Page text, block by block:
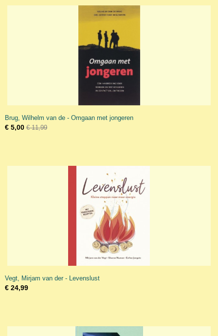
Brug, Wilhelm van de - Omgaan met jongeren
€ 5,00 € 11,99
Vegt, Mirjam van der - Levenslust
€ 24,99